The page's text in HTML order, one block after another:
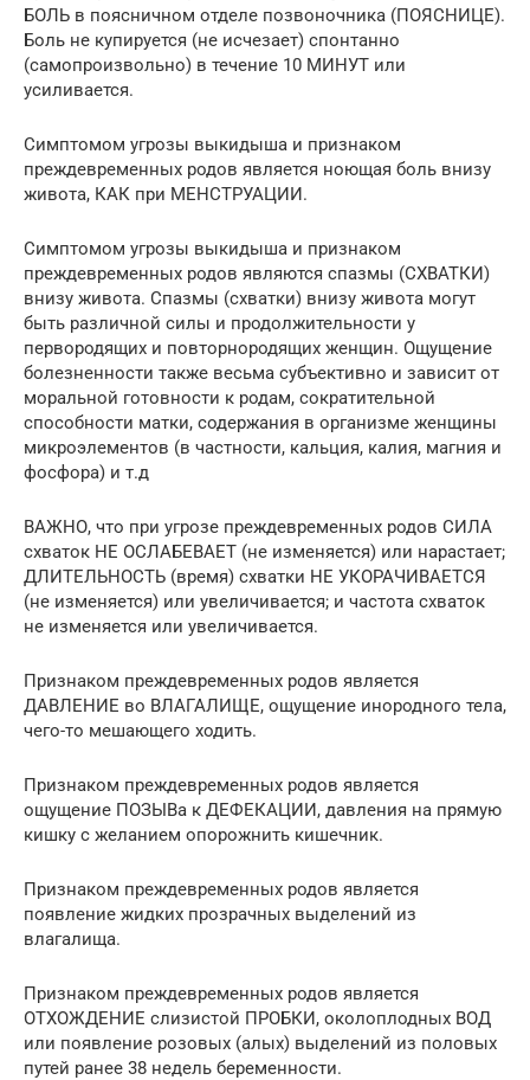
БОЛЬ в поясничном отделе позвоночника (ПОЯСНИЦЕ).
Боль не купируется (не исчезает) спонтанно
(самопроизвольно) в течение 10 МИНУТ или
усиливается.
Симптомом угрозы выкидыша и признаком
преждевременных родов является ноющая боль внизу
живота, КАК при МЕНСТРУАЦИИ.
Симптомом угрозы выкидыша и признаком
преждевременных родов являются спазмы (СХВАТКИ)
внизу живота. Спазмы (схватки) внизу живота могут
быть различной силы и продолжительности у
первородящих и повторнородящих женщин. Ощущение
болезненности также весьма субъективно и зависит от
моральной готовности к родам, сократительной
способности матки, содержания в организме женщины
микроэлементов (в частности, кальция, калия, магния и
фосфора) и т.д
ВАЖНО, что при угрозе преждевременных родов СИЛА
схваток НЕ ОСЛАБЕВАЕТ (не изменяется) или нарастает;
ДЛИТЕЛЬНОСТЬ (время) схватки НЕ УКОРАЧИВАЕТСЯ
(не изменяется) или увеличивается; и частота схваток
не изменяется или увеличивается.
Признаком преждевременных родов является
ДАВЛЕНИЕ во ВЛАГАЛИЩЕ, ощущение инородного тела,
чего-то мешающего ходить.
Признаком преждевременных родов является
ощущение ПОЗЫВа к ДЕФЕКАЦИИ, давления на прямую
кишку с желанием опорожнить кишечник.
Признаком преждевременных родов является
появление жидких прозрачных выделений из
влагалища.
Признаком преждевременных родов является
ОТХОЖДЕНИЕ слизистой ПРОБКИ, околоплодных ВОД
или появление розовых (алых) выделений из половых
путей ранее 38 недель беременности.